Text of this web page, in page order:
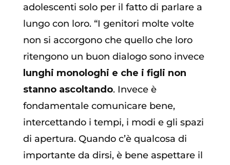
adolescenti solo per il fatto di parlare a
lungo con loro. “I genitori molte volte
non si accorgono che quello che loro
ritengono un buon dialogo sono invece
lunghi monologhi e che i figli non
stanno ascoltando. Invece è
fondamentale comunicare bene,
intercettando i tempi, i modi e gli spazi
di apertura. Quando c’è qualcosa di
importante da dirsi, è bene aspettare il